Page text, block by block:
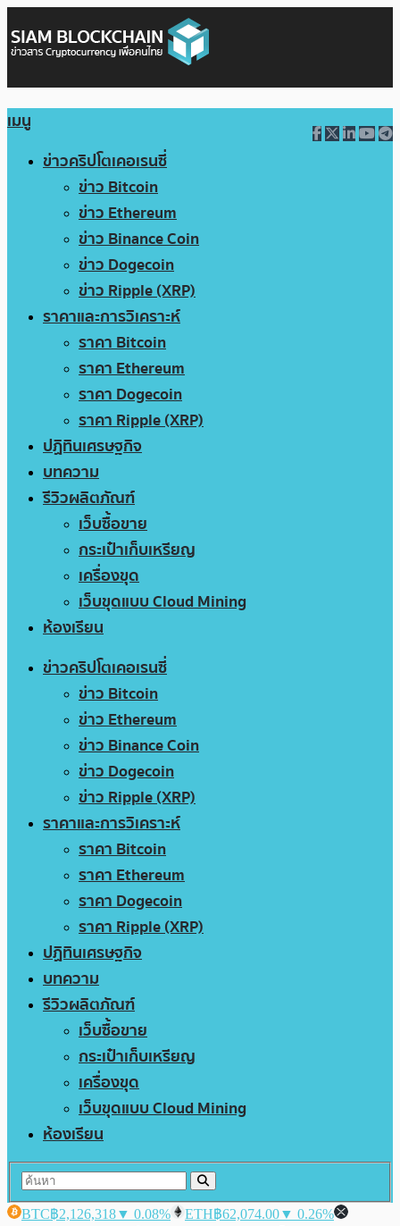
เมนู
ข่าวคริปโตเคอเรนซี่
ข่าว Bitcoin
ข่าว Ethereum
ข่าว Binance Coin
ข่าว Dogecoin
ข่าว Ripple (XRP)
ราคาและการวิเคราะห์
ราคา Bitcoin
ราคา Ethereum
ราคา Dogecoin
ราคา Ripple (XRP)
ปฏิทินเศรษฐกิจ
บทความ
รีวิวผลิตภัณฑ์
เว็บซื้อขาย
กระเป๋าเก็บเหรียญ
เครื่องขุด
เว็บขุดแบบ Cloud Mining
ห้องเรียน
ข่าวคริปโตเคอเรนซี่
ข่าว Bitcoin
ข่าว Ethereum
ข่าว Binance Coin
ข่าว Dogecoin
ข่าว Ripple (XRP)
ราคาและการวิเคราะห์
ราคา Bitcoin
ราคา Ethereum
ราคา Dogecoin
ราคา Ripple (XRP)
ปฏิทินเศรษฐกิจ
บทความ
รีวิวผลิตภัณฑ์
เว็บซื้อขาย
กระเป๋าเก็บเหรียญ
เครื่องขุด
เว็บขุดแบบ Cloud Mining
ห้องเรียน
BTC฿2,126,318▼ 0.08% ETH฿62,074.00▼ 0.26%